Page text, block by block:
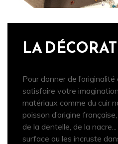
LA
Pour donner de
satisfaire votre
matériaux comme du cuir
poisson d’origine
de la dentelle, de la
surface ou les incruste